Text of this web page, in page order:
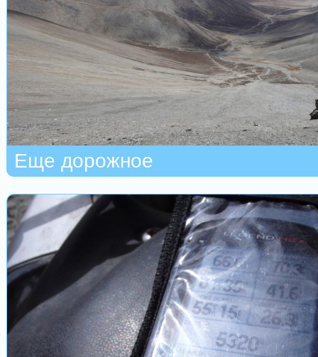
Еще дорожное